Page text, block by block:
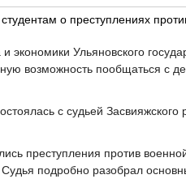
о преступлениях
экономики Ульяновского
возможность пообщаться с
с судьей
преступления против
подробно разобрал